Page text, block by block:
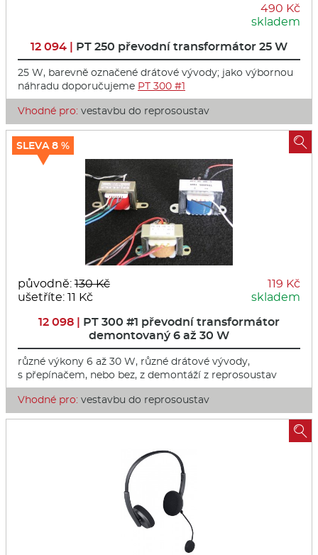
490 Kč
skladem
12 094 | PT 250 převodní transformátor 25 W
25 W, barevně označené drátové vývody; jako výbornou
náhradu doporučujeme PT 300 #1
Vhodné pro: vestavbu do reprosoustav
původně: 130 Kč
ušetříte: 11 Kč
119 Kč
skladem
12 098 | PT 300 #1 převodní transformátor
demontovaný 6 až 30 W
různé výkony 6 až 30 W, různé drátové vývody,
s přepínačem, nebo bez, z demontáží z reprosoustav
Vhodné pro: vestavbu do reprosoustav
SLEVA 8 % 
